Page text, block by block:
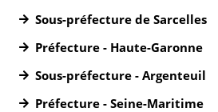
Sous-préfecture de Sarcelles
Préfecture - Haute-Garonne
Sous-préfecture - Argenteuil
Préfecture - Seine-Maritime